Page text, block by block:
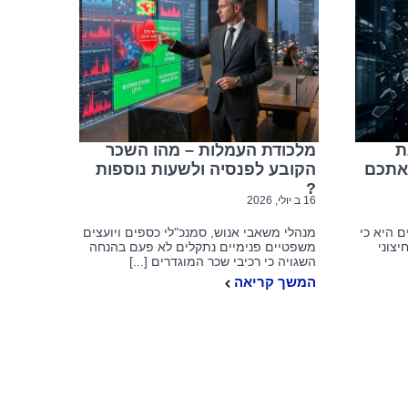
מלכודת העמלות – מהו השכר
הקובע לפנסיה ולשעות נוספות
?
16 ב יולי, 2026
מנהלי משאבי אנוש, סמנכ"לי כספים ויועצים
משפטיים פנימיים נתקלים לא פעם בהנחה
השגויה כי רכיבי שכר המוגדרים [...]
המשך קריאה
אחריות על השכר לא ניתנת
להאצלה – פס"ד המחייב אתכם
לבדוק את עצמכם מחדש
עדכוני פסיקה וחקיקה
היא כי
צרו קשר
מגדל המוזיאון
ברקוביץ' 4, תל אביב